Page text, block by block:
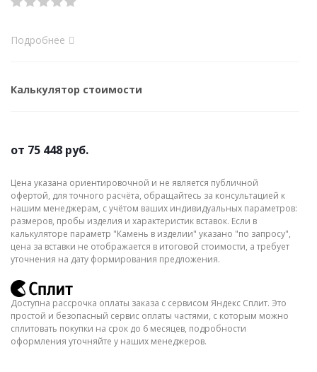
Подробнее
Калькулятор стоимости
от 75 448 руб.
Цена указана ориентировочной и не является публичной
офертой, для точного расчёта, обращайтесь за консультацией к
нашим менеджерам, с учётом ваших индивидуальных параметров:
размеров, пробы изделия и характеристик вставок. Если в
калькуляторе параметр "Камень в изделии" указано "по запросу",
цена за вставки не отображается в итоговой стоимости, а требует
уточнения на дату формирования предложения.
Доступна рассрочка оплаты заказа с сервисом Яндекс Сплит. Это
простой и безопасный сервис оплаты частями, с которым можно
сплитовать покупки на срок до 6 месяцев, подробности
оформления уточняйте у наших менеджеров.